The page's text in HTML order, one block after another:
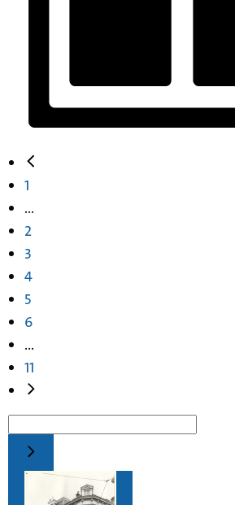
1
...
2
3
4
5
6
...
11